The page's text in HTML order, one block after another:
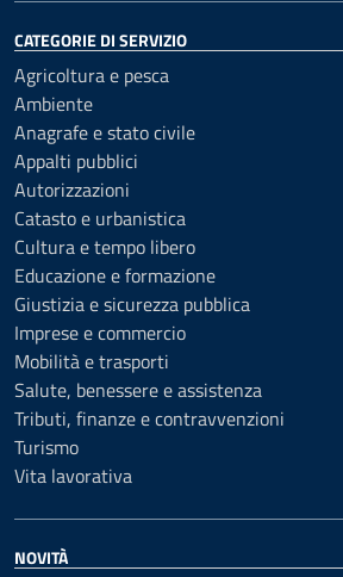
CATEGORIE DI SERVIZIO
Agricoltura e pesca
Ambiente
Anagrafe e stato civile
Appalti pubblici
Autorizzazioni
Catasto e urbanistica
Cultura e tempo libero
Educazione e formazione
Giustizia e sicurezza pubblica
Imprese e commercio
Mobilità e trasporti
Salute, benessere e assistenza
Tributi, finanze e contravvenzioni
Turismo
Vita lavorativa
NOVITÀ